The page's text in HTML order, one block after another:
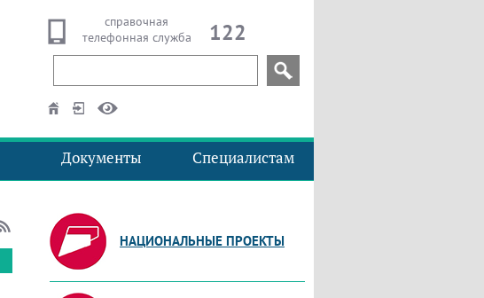
справочная
телефонная служба
122
Документы Специалистам
НАЦИОНАЛЬНЫЕ ПРОЕКТЫ